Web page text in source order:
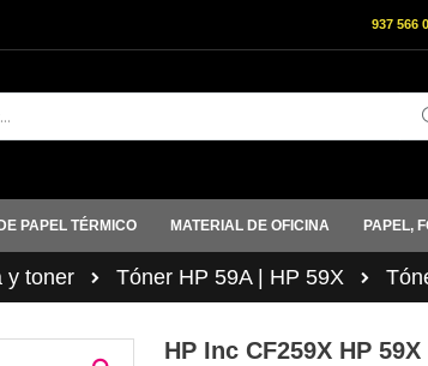
937 566
PAPEL TÉRMICO MATERIAL DE OFICINA PAPEL,
y toner Tóner HP 59A | HP 59X
HP Inc CF259X HP